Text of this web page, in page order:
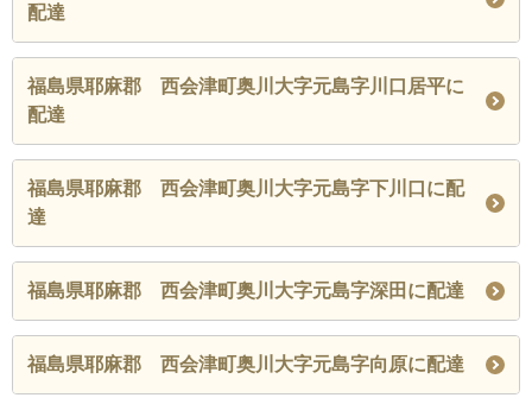
配達
福島県耶麻郡 西会津町奥川大字元島字川口居平に
配達
福島県耶麻郡 西会津町奥川大字元島字下川口に配
達
福島県耶麻郡 西会津町奥川大字元島字深田に配達
福島県耶麻郡 西会津町奥川大字元島字向原に配達